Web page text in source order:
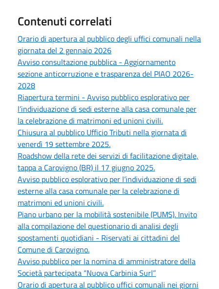
Contenuti correlati
Orario di apertura al pubblico degli uffici comunali nella
giornata del 2 gennaio 2026
Avviso consultazione pubblica - Aggiornamento
sezione anticorruzione e trasparenza del PIAO 2026-
2028
Riapertura termini - Avviso pubblico esplorativo per
l’individuazione di sedi esterne alla casa comunale per
la celebrazione di matrimoni ed unioni civili.
Chiusura al pubblico Ufficio Tributi nella giornata di
venerdì 19 settembre 2025.
Roadshow della rete dei servizi di facilitazione digitale,
tappa a Carovigno (BR) il 17 giugno 2025.
Avviso pubblico esplorativo per l’individuazione di sedi
esterne alla casa comunale per la celebrazione di
matrimoni ed unioni civili.
Piano urbano per la mobilità sostenibile (PUMS). Invito
alla compilazione del questionario di analisi degli
spostamenti quotidiani - Riservati ai cittadini del
Comune di Carovigno.
Avviso pubblico per la nomina di amministratore della
Società partecipata “Nuova Carbinia Surl”
Orario di apertura al pubblico uffici comunali nei giorni